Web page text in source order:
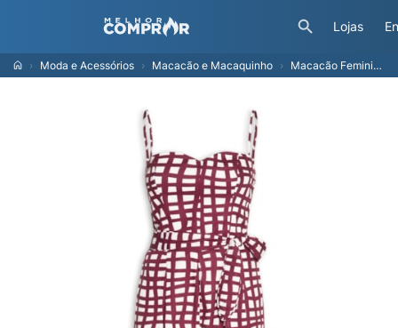
Lojas
Moda e Acessórios Macacão e Macaquinho Macacão Feminino Tricoline Estampa Trama - Vermelho